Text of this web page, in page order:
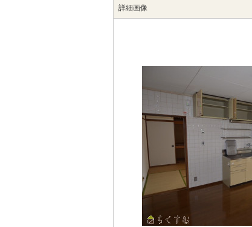
詳細画像